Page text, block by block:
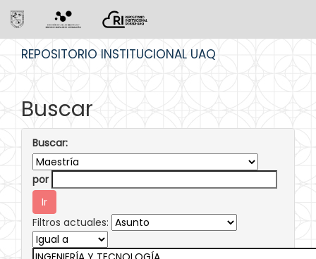
REPOSITORIO INSTITUCIONAL UAQ
Buscar
Buscar:
por
Filtros actuales: